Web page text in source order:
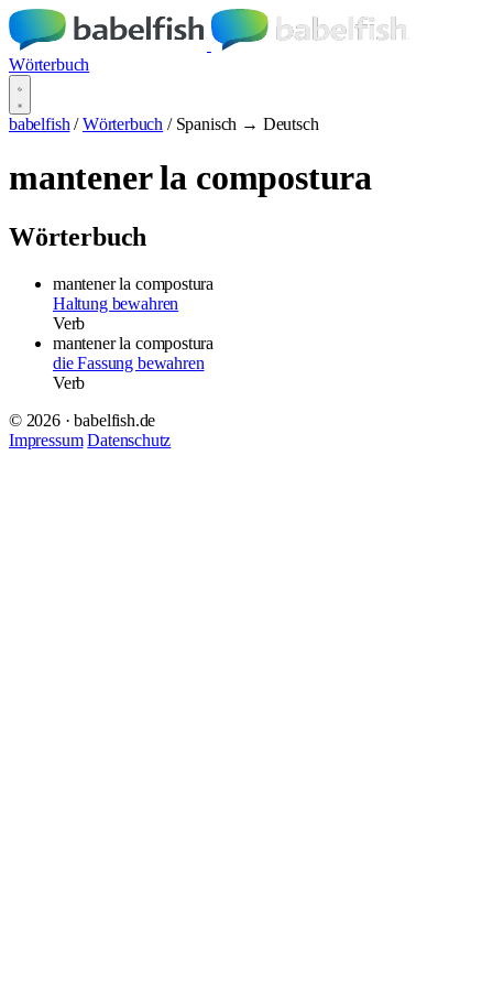
Wörterbuch
babelfish / Wörterbuch / Spanisch → Deutsch
mantener la compostura
Wörterbuch
mantener la compostura
Haltung bewahren
Verb
mantener la compostura
die Fassung bewahren
Verb
© 2026 · babelfish.de
Impressum Datenschutz